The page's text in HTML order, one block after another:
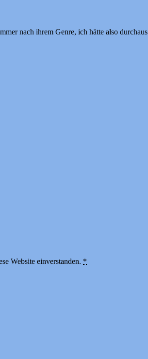
nach ihrem Genre, ich hätte also
Website einverstanden. *